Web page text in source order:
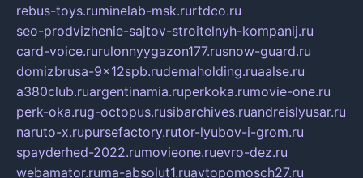
rebus-toys.ruminelab-msk.rurtdco.ru
seo-prodvizhenie-sajtov-stroitelnyh-kompanij.ru
card-voice.rurulonnyygazon177.rusnow-guard.ru
domizbrusa-9x12spb.rudemaholding.ruaalse.ru
a380club.ruargentinamia.ruperkoka.rumovie-one.ru
perk-oka.rug-octopus.rusibarchives.ruandreislyusar.ru
naruto-x.rupursefactory.rutor-lyubov-i-grom.ru
spayderhed-2022.rumovieone.ruevro-dez.ru
webamator.ruma-absolut1.ruavtopomosch27.ru